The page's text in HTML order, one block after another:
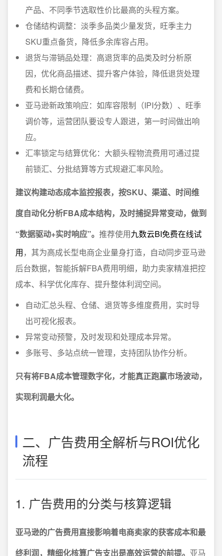
产品、不同季节选取性价比最高的头程方案。
仓储结构调整：淡季多品类少量发货，旺季主力
SKU重点备货，降低多余库容占用。
退货与滞销品处理：高退货率的品类及时分析原
因，优化商品描述、提升客户体验，降低退货处理
费和长期仓储费。
亚马逊新政策响应：如库容限制（IPI分数）、旺季
调价等，运营团队要设专人跟进，第一时间做出响
应。
汇率锁定与结算优化：大额头程物流费用可通过提
前锁汇、分批结算等方式规避汇率风险。
建议构建动态成本监控报表，按SKU、渠道、时间维
度自动化分析FBA成本结构，及时捕捉异常变动，做到
“数据驱动+实时响应”。 推荐使用九数云BI免费在线试
用，其为高成长型电商企业量身打造，自动同步亚马逊
后台数据，智能拆解FBA费用明细，助力卖家精准把控
成本、科学优化库存、提升整体利润空间。
自动汇总头程、仓储、退货等多维度费用，实时导
出可视化报表。
异常变动预警，及时发现和处理成本异常。
多账号、多站点统一管理，支持团队协作分析。
只有将FBA成本管理数字化，才能真正跑赢市场波动，
实现利润最大化。
二、广告费用全解析与ROI优化
流程
1. 广告费用的分类与核算逻辑
亚马逊的广告费用直接影响着电商卖家的获客成本和最
终利润，精细化核算广告支出是高效运营的前提。 亚马